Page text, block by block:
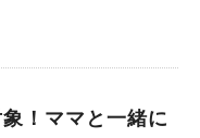
！ママと一緒に